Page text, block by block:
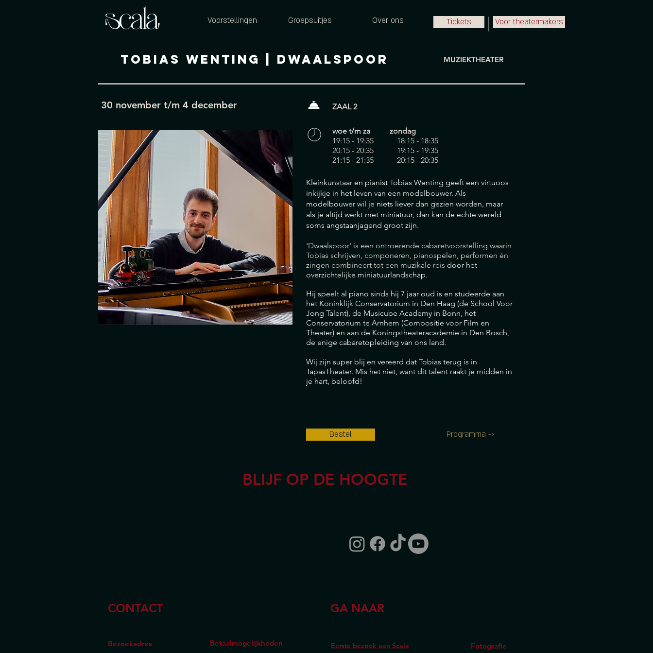
Voorstellingen Groepsuitjes Over ons Tickets Voor theatermakers
Tobias wenting | Dwaalspoor MUZIEKTHEATER
30 november t/m 4 december ZAAL 2
woe t/m za zondag
19:15 - 19:35 18:15 - 18:35
20:15 - 20:35 19:15 - 19:35
21:15 - 21:35 20:15 - 20:35
Kleinkunstaar en pianist Tobias Wenting geeft een virtuoos
inkijkje in het leven van een modelbouwer. Als
modelbouwer wil je niets liever dan gezien worden, maar
als je altijd werkt met miniatuur, dan kan de echte wereld
soms angstaanjagend groot zijn.
'Dwaalspoor' is een ontroerende cabaretvoorstelling waarin
Tobias schrijven, componeren, pianospelen, performen én
zingen combineert tot een muzikale reis door het
overzichtelijke miniatuurlandschap.
Hij speelt al piano sinds hij 7 jaar oud is en studeerde aan
het Koninklijk Conservatorium in Den Haag (de School Voor
Jong Talent), de Musicube Academy in Bonn, het
Conservatorium te Arnhem (Compositie voor Film en
Theater) en aan de Koningstheateracademie in Den Bosch,
de enige cabaretopleiding van ons land.
Wij zijn super blij en vereerd dat Tobias terug is in
TapasTheater. Mis het niet, want dit talent raakt je midden in
je hart, beloofd!
Bestel Programma ->
BLIJF OP DE HOOGTE
CONTACT GA NAAR
Bezoekadres Betaalmogelijkheden Eerste bezoek aan Scala Fotografie